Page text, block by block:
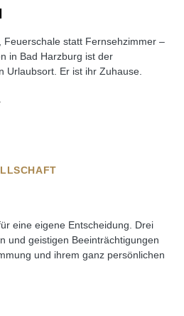
Feuerschale statt Fernsehzimmer –
in Bad Harzburg ist der
Urlaubsort. Er ist ihr Zuhause.
eine eigene Entscheidung. Drei
und geistigen Beeinträchtigungen
und ihrem ganz persönlichen